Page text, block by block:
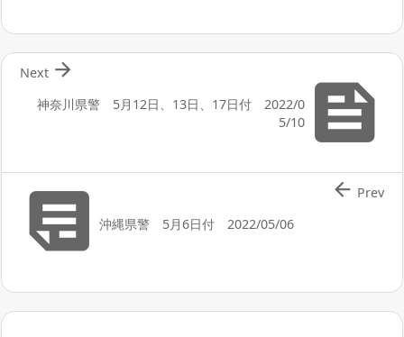

神奈川県警 5月12日、13日、17日付 2022/0
5/10

Next
沖縄県警 5月6日付 2022/05/06
 Prev